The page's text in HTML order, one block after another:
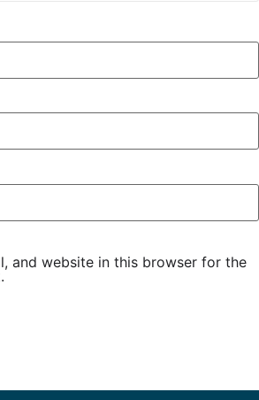
blanc, la difficulté ne sera
la fatigue. Un défi
au monolithe de
de laisser un camping-
c’est ici
:
and website in this browser for the